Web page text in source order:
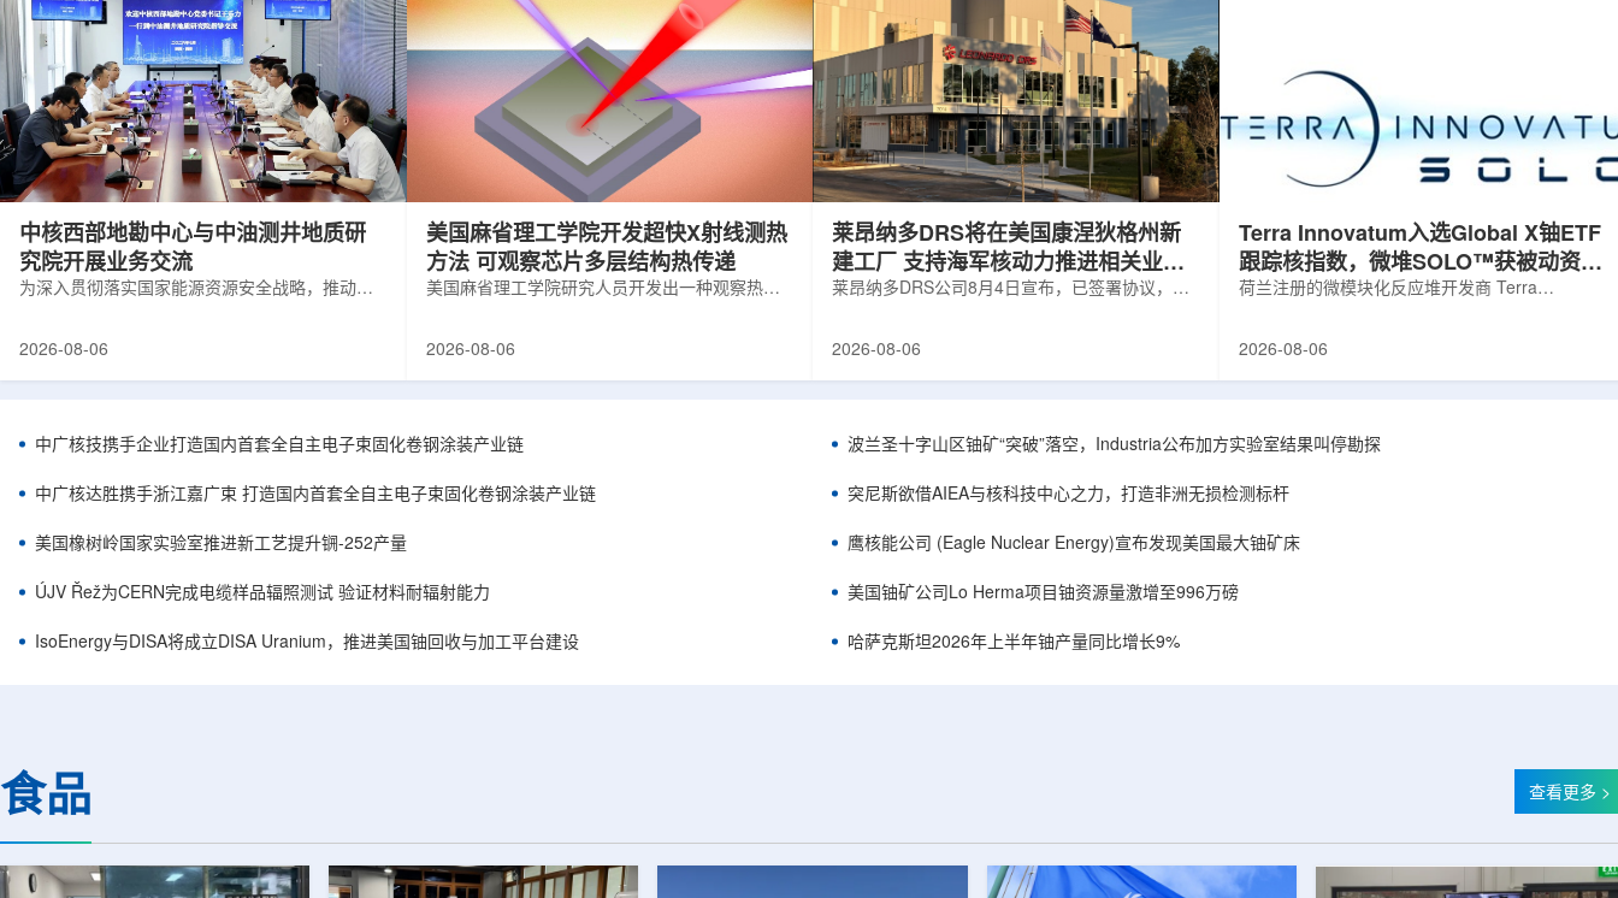
中核西部地勘中心与中油测井地质研
究院开展业务交流
为深入贯彻落实国家能源资源安全战略，推动油
地质研究院，开展专项技术交流研讨。会上，中
内油气测井成套装备、井下探测、岩石物理实
验、智能测井解释、深井探测及多源地质数据解
析等成熟技术体系，并结合实战案例分享了含油
气盆地铀矿勘查经验。王乐力介绍了西部中...
2026-08-06
美国麻省理工学院开发超快X射线测热
方法 可观察芯片多层结构热传递
美国麻省理工学院研究人员开发出一种观察热量
寸不断缩小、功率密度持续提高，器件过热正成
在面对真实电子器件的多层结构时存在局限，例
如常用的时域热反射法难以区分不同材料层中的
热传输情况，红外成像等方法也难以在微小尺度
上捕捉快速变化。为解决这一问题...
2026-08-06
莱昂纳多DRS将在美国康涅狄格州新
建工厂 支持海军核动力推进相关业务
增长
莱昂纳多DRS公司8月4日宣布，已签署协议，将
并为公司在核能领域的后续增长提供空间和基础
尔德帕克里奇路120号，占地约14.1087万平方英
尺。工厂建成后，将整合目前分布在康涅狄格州
丹伯里和贝瑟尔三个地点的业务。该设施预计于
2027年初投入使用，若最终设计和租户装修工...
2026-08-06
Terra Innovatum入选Global X铀ETF
跟踪核指数，微堆SOLO™获被动资金
曝光
荷兰注册的微模块化反应堆开发商 Terra
Arca: URA，资管超50亿美元)的跟踪基准，本次
CEO Alessandro Petruzzi 称，这使被动/主题投
资者可通过指数直接触达其 SOLO™ 微堆故事，
与 Cameco、Kazatomprom、Centrus、Oklo、
NuScale、X-energy、三菱重...
2026-08-06
中广核技携手企业打造国内首套全自主电子束固化卷钢涂装产业链
中广核达胜携手浙江嘉广束 打造国内首套全自主电子束固化卷钢涂装产业链
美国橡树岭国家实验室推进新工艺提升锎-252产量
ÚJV Řež为CERN完成电缆样品辐照测试 验证材料耐辐射能力
IsoEnergy与DISA将成立DISA Uranium，推进美国铀回收与加工平台建设
波兰圣十字山区铀矿“突破”落空，Industria公布加方实验室结果叫停勘探
突尼斯欲借AIEA与核科技中心之力，打造非洲无损检测标杆
鹰核能公司 (Eagle Nuclear Energy)宣布发现美国最大铀矿床
美国铀矿公司Lo Herma项目铀资源量激增至996万磅
哈萨克斯坦2026年上半年铀产量同比增长9%
食品 查看更多 >